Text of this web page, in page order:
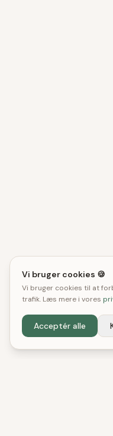
Vi bruger cookies 🍪
Vi bruger cookies til at
trafik. Læs mere i vores
Acceptér alle